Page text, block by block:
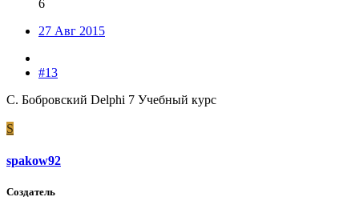
6
27 Авг 2015
#13
С. Бобровский Delphi 7 Учебный курс
S
spakow92
Создатель